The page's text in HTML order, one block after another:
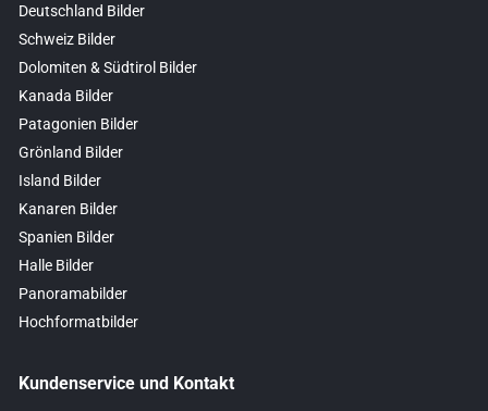
Deutschland Bilder
Schweiz Bilder
Dolomiten & Südtirol Bilder
Kanada Bilder
Patagonien Bilder
Grönland Bilder
Island Bilder
Kanaren Bilder
Spanien Bilder
Halle Bilder
Panoramabilder
Hochformatbilder
Kundenservice und Kontakt